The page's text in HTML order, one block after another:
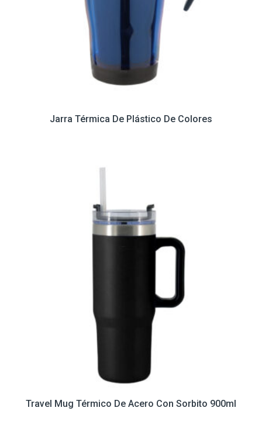
Jarra Térmica De Plástico De Colores
Travel Mug Térmico De Acero Con Sorbito 900ml